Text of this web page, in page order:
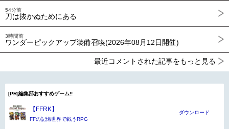
54分前
刀は抜かぬためにある
3時間前
ワンダーピックアップ装備召喚(2026年08月12日開催)
最近コメントされた記事をもっと見る
[PR]編集部おすすめゲーム!!
【FFRK】
FFの記憶世界で戦うRPG
ダウンロード